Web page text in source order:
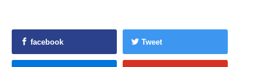
facebook Tweet